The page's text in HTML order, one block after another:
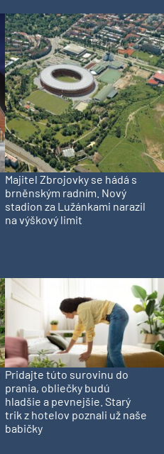
Majitel Zbrojovky se hádá s
brněnským radním. Nový
stadion za Lužánkami narazil
na výškový limit
Pridajte túto surovinu do
prania, obliečky budú
hladšie a pevnejšie. Starý
trik z hotelov poznali už naše
babičky